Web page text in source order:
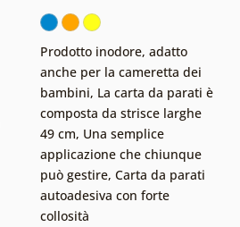
Prodotto inodore, adatto
anche per la cameretta dei
bambini, La carta da parati è
composta da strisce larghe
49 cm, Una semplice
applicazione che chiunque
può gestire, Carta da parati
autoadesiva con forte
collosità